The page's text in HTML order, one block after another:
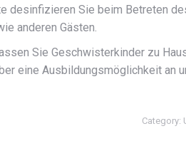
desinfizieren Sie beim Betreten
anderen Gästen.
Sie Geschwisterkinder zu
eine Ausbildungsmöglichkeit an
Category: